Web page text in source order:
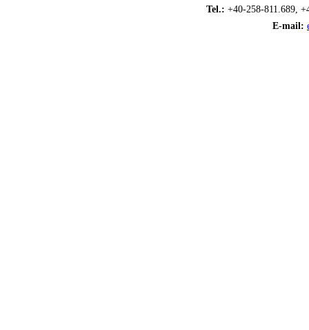
Tel.: +40-258-811.689,
E-mail: